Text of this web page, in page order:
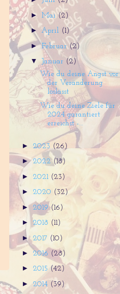
► Mai(2)
► April (1)
►Februar (2)
▼Januar (2)
Wie du deine Angst vor
der Veränderung
loslässt
Wie du deine Ziele für
2024 garantiert
erreichst -...
► 2023 (26)
►2022(18)
► 2021 (23)
► 2020 (32)
► 2019(16)
► 2018 (11)
► 2017 (10)
► 2016 (28)
► 2015 (42)
► 2014 (39)